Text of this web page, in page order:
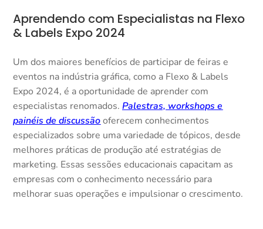
Aprendendo com Especialistas na Flexo
& Labels Expo 2024
Um dos maiores benefícios de participar de feiras e
eventos na indústria gráfica, como a Flexo & Labels
Expo 2024, é a oportunidade de aprender com
especialistas renomados.Palestras, workshops e
painéis de discussãooferecem conhecimentos
especializados sobre uma variedade de tópicos, desde
melhores práticas de produção até estratégias de
marketing. Essas sessões educacionais capacitam as
empresas com o conhecimento necessário para
melhorar suas operações e impulsionar o crescimento.